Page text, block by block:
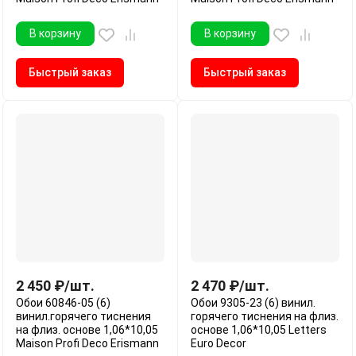
В корзину
Быстрый заказ
В корзину
Быстрый заказ
2 450 ₽/шт.
Обои 60846-05 (6)
винил.горячего тиснения
на флиз. основе 1,06*10,05
Maison Profi Deco Erismann
2 470 ₽/шт.
Обои 9305-23 (6) винил.
горячего тиснения на флиз.
основе 1,06*10,05 Letters
Euro Decor